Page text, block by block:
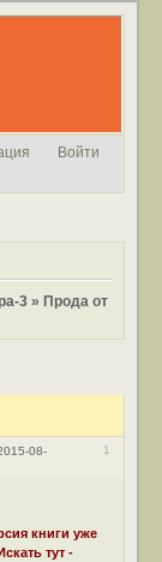
Войти
3 » Прода от
1
08-
книги уже
тут -